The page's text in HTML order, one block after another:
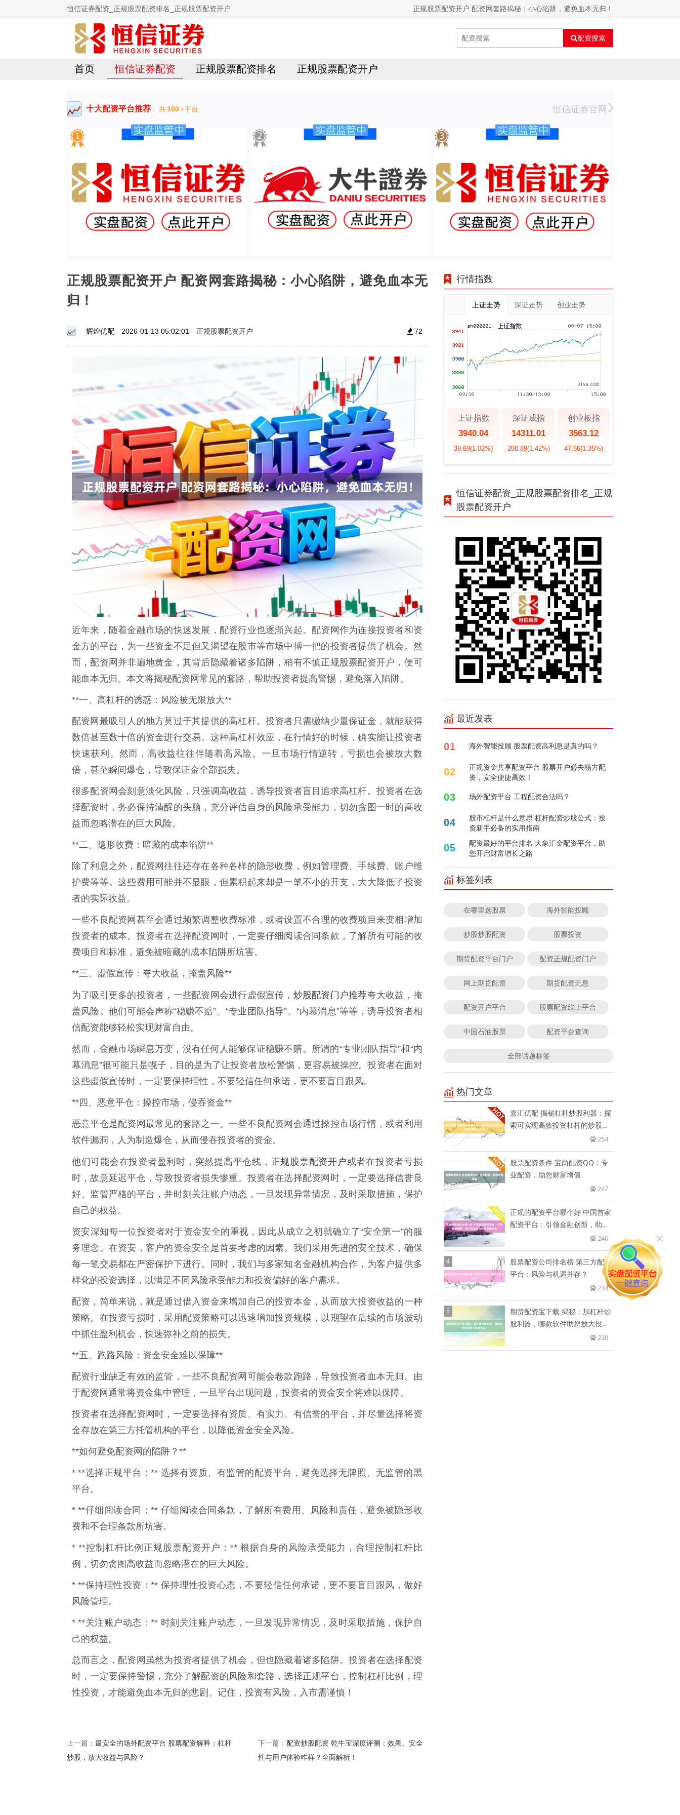
恒信证券配资_正规股票配资排名_正规股票配资开户 正规股票配资开户 配资网套路揭秘：小心陷阱，避免血本无归！
配资搜索
首页 恒信证券配资 正规股票配资排名 正规股票配资开户
十大配资平台推荐 共100+平台 恒信证券官网
正规股票配资开户 配资网套路揭秘：小心陷阱，避免血本无
归！
辉煌优配 2026-01-13 05:02:01 正规股票配资开户 72
近年来，随着金融市场的快速发展，配资行业也逐渐兴起。配资网作为连接投资者和资
金方的平台，为一些资金不足但又渴望在股市等市场中搏一把的投资者提供了机会。然
而，配资网并非遍地黄金，其背后隐藏着诸多陷阱，稍有不慎正规股票配资开户，便可
能血本无归。本文将揭秘配资网常见的套路，帮助投资者提高警惕，避免落入陷阱。
**一、高杠杆的诱惑：风险被无限放大**
配资网最吸引人的地方莫过于其提供的高杠杆。投资者只需缴纳少量保证金，就能获得
数倍甚至数十倍的资金进行交易。这种高杠杆效应，在行情好的时候，确实能让投资者
快速获利。然而，高收益往往伴随着高风险。一旦市场行情逆转，亏损也会被放大数
倍，甚至瞬间爆仓，导致保证金全部损失。
很多配资网会刻意淡化风险，只强调高收益，诱导投资者盲目追求高杠杆。投资者在选
择配资时，务必保持清醒的头脑，充分评估自身的风险承受能力，切勿贪图一时的高收
益而忽略潜在的巨大风险。
**二、隐形收费：暗藏的成本陷阱**
除了利息之外，配资网往往还存在各种各样的隐形收费，例如管理费、手续费、账户维
护费等等。这些费用可能并不显眼，但累积起来却是一笔不小的开支，大大降低了投资
者的实际收益。
一些不良配资网甚至会通过频繁调整收费标准，或者设置不合理的收费项目来变相增加
投资者的成本。投资者在选择配资网时，一定要仔细阅读合同条款，了解所有可能的收
费项目和标准，避免被暗藏的成本陷阱所坑害。
**三、虚假宣传：夸大收益，掩盖风险**
为了吸引更多的投资者，一些配资网会进行虚假宣传， 炒股配资门户推荐夸大收益，掩
盖风险。他们可能会声称“稳赚不赔”、“专业团队指导”、“内幕消息”等等，诱导投资者相
信配资能够轻松实现财富自由。
然而，金融市场瞬息万变，没有任何人能够保证稳赚不赔。所谓的“专业团队指导”和“内
幕消息”很可能只是幌子，目的是为了让投资者放松警惕，更容易被操控。投资者在面对
这些虚假宣传时，一定要保持理性，不要轻信任何承诺，更不要盲目跟风。
**四、恶意平仓：操控市场，侵吞资金**
恶意平仓是配资网最常见的套路之一。一些不良配资网会通过操控市场行情，或者利用
软件漏洞，人为制造爆仓，从而侵吞投资者的资金。
他们可能会在投资者盈利时，突然提高平仓线， 正规股票配资开户或者在投资者亏损
时，故意延迟平仓，导致投资者损失惨重。投资者在选择配资网时，一定要选择信誉良
好、监管严格的平台，并时刻关注账户动态，一旦发现异常情况，及时采取措施，保护
自己的权益。
资安深知每一位投资者对于资金安全的重视，因此从成立之初就确立了“安全第一”的服
务理念。在资安，客户的资金安全是首要考虑的因素。我们采用先进的安全技术，确保
每一笔交易都在严密保护下进行。同时，我们与多家知名金融机构合作，为客户提供多
样化的投资选择，以满足不同风险承受能力和投资偏好的客户需求。
配资，简单来说，就是通过借入资金来增加自己的投资本金，从而放大投资收益的一种
策略。在投资亏损时，采用配资策略可以迅速增加投资规模，以期望在后续的市场波动
中抓住盈利机会，快速弥补之前的损失。
**五、跑路风险：资金安全难以保障**
配资行业缺乏有效的监管，一些不良配资网可能会卷款跑路，导致投资者血本无归。由
于配资网通常将资金集中管理，一旦平台出现问题，投资者的资金安全将难以保障。
投资者在选择配资网时，一定要选择有资质、有实力、有信誉的平台，并尽量选择将资
金存放在第三方托管机构的平台，以降低资金安全风险。
**如何避免配资网的陷阱？**
* **选择正规平台：** 选择有资质、有监管的配资平台，避免选择无牌照、无监管的黑
平台。
* **仔细阅读合同：** 仔细阅读合同条款，了解所有费用、风险和责任，避免被隐形收
费和不合理条款所坑害。
* **控制杠杆比例正规股票配资开户：** 根据自身的风险承受能力，合理控制杠杆比
例，切勿贪图高收益而忽略潜在的巨大风险。
* **保持理性投资：** 保持理性投资心态，不要轻信任何承诺，更不要盲目跟风，做好
风险管理。
* **关注账户动态：** 时刻关注账户动态，一旦发现异常情况，及时采取措施，保护自
己的权益。
总而言之，配资网虽然为投资者提供了机会，但也隐藏着诸多陷阱。投资者在选择配资
时，一定要保持警惕，充分了解配资的风险和套路，选择正规平台，控制杠杆比例，理
性投资，才能避免血本无归的悲剧。记住，投资有风险，入市需谨慎！
上一篇： 最安全的场外配资平台 股票配资解释：杠杆
炒股，放大收益与风险？
下一篇： 配资炒股配资 乾牛宝深度评测：效果、安全
性与用户体验咋样？全面解析！
行情指数
上证走势 深证走势 创业走势
上证指数
3940.04
39.69(1.02%)
深证成指
14311.01
200.89(1.42%)
创业板指
3563.12
47.56(1.35%)
恒信证券配资_正规股票配资排名_正规
股票配资开户
最近发表
01 海外智能投顾 股票配资高利息是真的吗？
02
正规资金共享配资平台 股票开户必去杨方配
资，安全便捷高效！
03 场外配资平台 工程配资合法吗？
04
股市杠杆是什么意思 杠杆配资炒股公式：投
资新手必备的实用指南
05
配资最好的平台排名 大象汇金配资平台，助
您开启财富增长之路
标签列表
在哪里选股票 海外智能投顾
炒股炒股配资 股票投资
期货配资平台门户 配资正规配资门户
网上期货配资 期货配资无息
配资开户平台 股票配资线上平台
中国石油股票 配资平台查询
全部话题标签
热门文章
嘉汇优配 揭秘杠杆炒股利器：探
索可实现高效投资杠杆的炒股软
254
股票配资条件 宝尚配资QQ：专
业配资，助您财富增值
247
正规的配资平台哪个好 中国首家
配资平台：引领金融创新，助力
246
4
股票配资公司排名榜 第三方配资
平台：风险与机遇并存？
234
5
期货配资宝下载 揭秘：加杠杆炒
股利器，哪款软件助您放大投资
230